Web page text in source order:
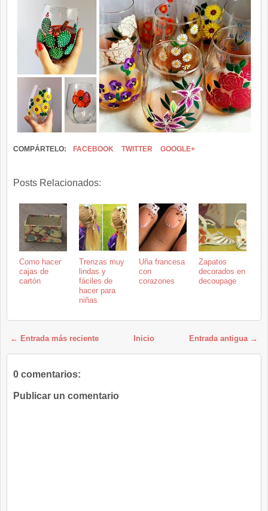
COMPÁRTELO: FACEBOOK TWITTER GOOGLE+
Posts Relacionados:
Como hacer
cajas de
cartón
Trenzas muy
lindas y
fáciles de
hacer para
niñas
Uña francesa
con
corazones
Zapatos
decorados en
decoupage
← Entrada más reciente Entrada antigua →
Inicio
0 comentarios:
Publicar un comentario